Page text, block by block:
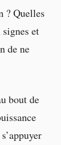
? Quelles
et
de ne
bout de